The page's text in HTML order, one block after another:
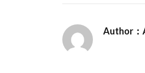
Author：